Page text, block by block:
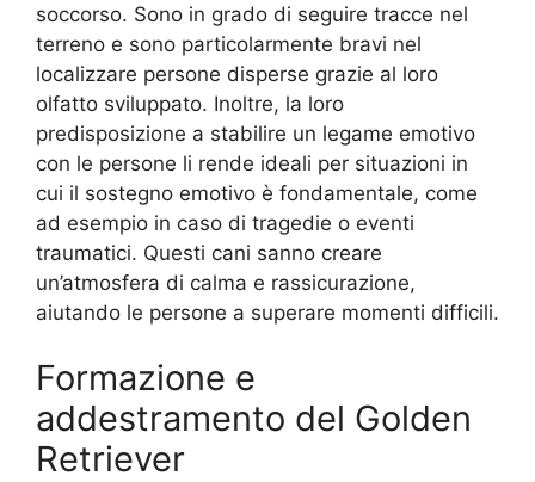
soccorso. Sono in grado di seguire tracce nel
terreno e sono particolarmente bravi nel
localizzare persone disperse grazie al loro
olfatto sviluppato. Inoltre, la loro
predisposizione a stabilire un legame emotivo
con le persone li rende ideali per situazioni in
cui il sostegno emotivo è fondamentale, come
ad esempio in caso di tragedie o eventi
traumatici. Questi cani sanno creare
un’atmosfera di calma e rassicurazione,
aiutando le persone a superare momenti difficili.
Formazione e
addestramento del Golden
Retriever